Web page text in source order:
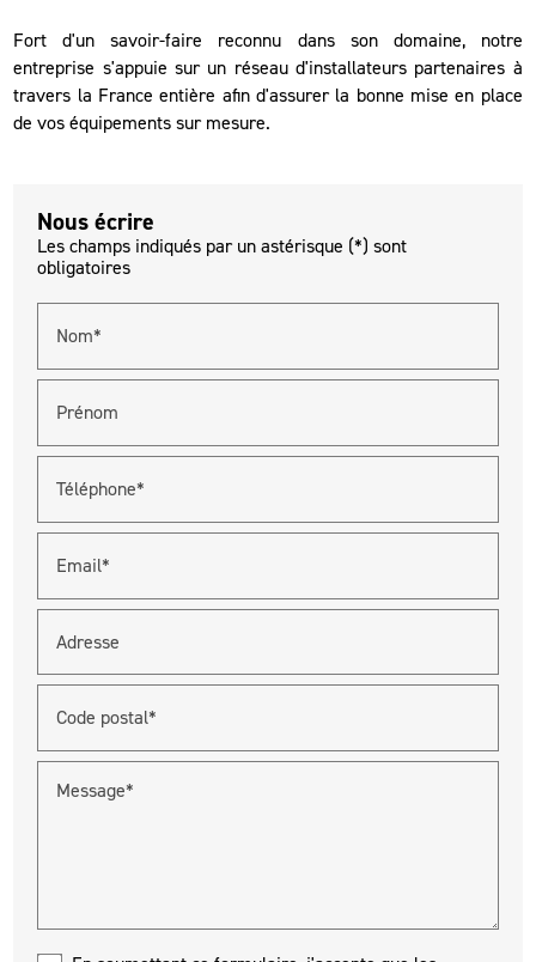
Fort d'un savoir-faire reconnu dans son domaine, notre
entreprise s'appuie sur un réseau d'installateurs partenaires à
travers la France entière afin d'assurer la bonne mise en place
de vos équipements sur mesure.
Nous écrire
Les champs indiqués par un astérisque (*) sont
obligatoires
Nom*
Prénom
Téléphone*
Email*
Adresse
Code postal*
Message*